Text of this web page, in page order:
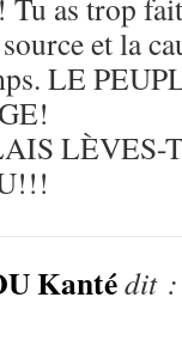
as trop
et la
LE
LÈVES-
Kantédit :